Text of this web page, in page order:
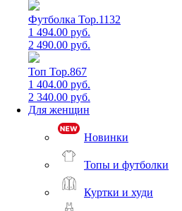
Футболка Top.1132
1 494.00 руб.
2 490.00 руб.
Топ Top.867
1 404.00 руб.
2 340.00 руб.
Для женщин
Новинки
Топы и футболки
Куртки и худи